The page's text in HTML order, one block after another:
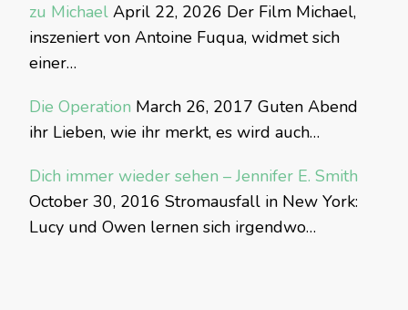
zu Michael April 22, 2026 Der Film Michael,
inszeniert von Antoine Fuqua, widmet sich
einer…
Die Operation March 26, 2017 Guten Abend
ihr Lieben, wie ihr merkt, es wird auch…
Dich immer wieder sehen – Jennifer E. Smith
October 30, 2016 Stromausfall in New York:
Lucy und Owen lernen sich irgendwo…